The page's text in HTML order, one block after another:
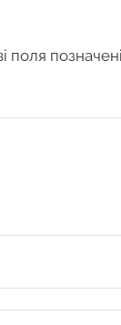
поля позначені